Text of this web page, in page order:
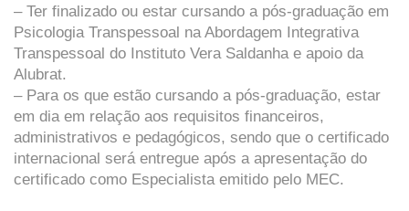
– Ter finalizado ou estar cursando a pós-graduação em
Psicologia Transpessoal na Abordagem Integrativa
Transpessoal do Instituto Vera Saldanha e apoio da
Alubrat.
– Para os que estão cursando a pós-graduação, estar
em dia em relação aos requisitos financeiros,
administrativos e pedagógicos, sendo que o certificado
internacional será entregue após a apresentação do
certificado como Especialista emitido pelo MEC.